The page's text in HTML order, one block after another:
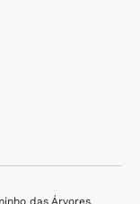
das Árvores,